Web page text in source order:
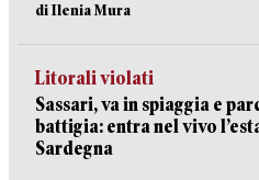
di Ilenia Mura
Litorali violati
Sassari, va in spiaggia e
battigia: entra nel vivo
Sardegna